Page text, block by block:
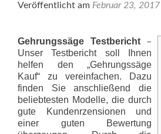
Veröffentlicht am Februar 23, 2017
Gehrungssäge Testbericht–
Unser Testbericht soll Ihnen
helfen den „Gehrungssäge
Kauf“ zu vereinfachen. Dazu
finden Sie anschließend die
beliebtesten Modelle, die durch
gute Kundenrzensionen und
einer guten Bewertung